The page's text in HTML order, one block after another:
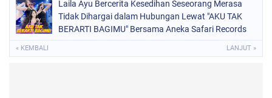
Laila Ayu Bercerita Kesedihan Seseorang Merasa
Tidak Dihargai dalam Hubungan Lewat "AKU TAK
BERARTI BAGIMU" Bersama Aneka Safari Records
« KEMBALI LANJUT »